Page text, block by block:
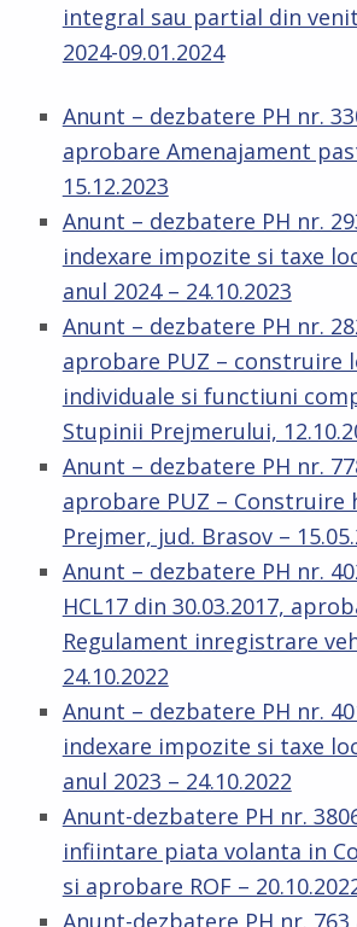
integral sau partial din
2024-09.01.2024
Anunt – dezbatere PH nr.
aprobare Amenajament
15.12.2023
Anunt – dezbatere PH nr.
indexare impozite si taxe
anul 2024 – 24.10.2023
Anunt – dezbatere PH nr.
aprobare PUZ – construire
individuale si functiuni
Stupinii Prejmerului,
Anunt – dezbatere PH nr.
aprobare PUZ – Construire
Prejmer, jud. Brasov –
Anunt – dezbatere PH nr.
HCL17 din 30.03.2017,
Regulament inregistrare
24.10.2022
Anunt – dezbatere PH nr.
indexare impozite si taxe
anul 2023 – 24.10.2022
Anunt-dezbatere PH nr.
infiintare piata volanta in
si aprobare ROF –
Anunt-dezbatere PH nr.